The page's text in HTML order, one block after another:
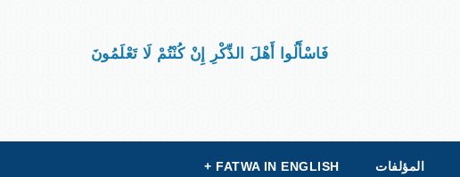
فَاسْأَلُوا أَهْلَ الذِّكْرِ إِنْ كُنْتُمْ لَا تَعْلَمُونَ
المؤلفات FATWA IN ENGLISH
+